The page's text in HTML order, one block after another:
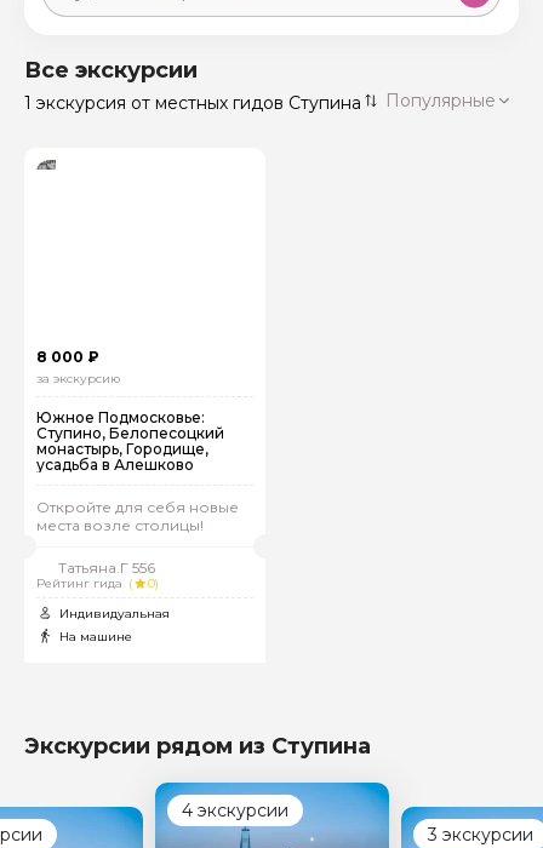
Санкт-Петербург 50 экскурсий
Россия
Все экскурсии
1 экскурсия от местных гидов Ступина Популярные
8 000 ₽
за экскурсию
Южное Подмосковье:
Ступино, Белопесоцкий
монастырь, Городище,
усадьба в Алешково
Откройте для себя новые
места возле столицы!
Татьяна.Г 556
Рейтинг гида (
0)
Индивидуальная
На машине
Экскурсии рядом из Ступина
4 экскурсии
3 экскурсии